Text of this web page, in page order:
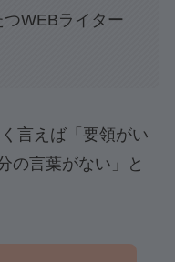
WEBライター
言えば「要領がい
の言葉がない」と